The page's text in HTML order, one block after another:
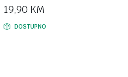
19,90 KM
DOSTUPNO